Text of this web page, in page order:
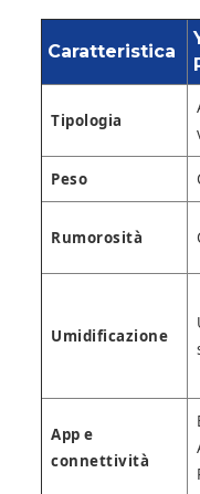
Caratteristica
Tipologia
Peso
Rumorosità
Umidificazione
App e
connettività